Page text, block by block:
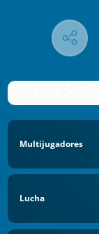
Multijugadores
Lucha